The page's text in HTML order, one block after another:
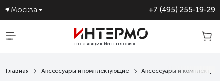
Москва +7 (495) 255-19-29
ПОСТАВЩИК №1 ТЕПЛОВЫХ
Главная Аксессуары и комплектующие Аксессуары и